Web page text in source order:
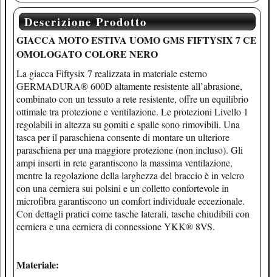
Descrizione Prodotto
GIACCA MOTO ESTIVA UOMO GMS FIFTYSIX 7 CE
OMOLOGATO COLORE NERO
La giacca Fiftysix 7 realizzata in materiale esterno
GERMADURA® 600D altamente resistente all’abrasione,
combinato con un tessuto a rete resistente, offre un equilibrio
ottimale tra protezione e ventilazione. Le protezioni Livello 1
regolabili in altezza su gomiti e spalle sono rimovibili. Una
tasca per il paraschiena consente di montare un ulteriore
paraschiena per una maggiore protezione (non incluso). Gli
ampi inserti in rete garantiscono la massima ventilazione,
mentre la regolazione della larghezza del braccio è in velcro
con una cerniera sui polsini e un colletto confortevole in
microfibra garantiscono un comfort individuale eccezionale.
Con dettagli pratici come tasche laterali, tasche chiudibili con
cerniera e una cerniera di connessione YKK® 8VS.
Materiale: